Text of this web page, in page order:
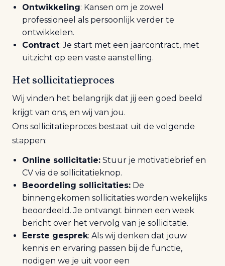
Ontwikkeling: Kansen om je zowel
professioneel als persoonlijk verder te
ontwikkelen.
Contract: Je start met een jaarcontract, met
uitzicht op een vaste aanstelling.
Het sollicitatieproces
Wij vinden het belangrijk dat jij een goed beeld
krijgt van ons, en wij van jou.
Ons sollicitatieproces bestaat uit de volgende
stappen:
Online sollicitatie: Stuur je motivatiebrief en
CV via de sollicitatieknop.
Beoordeling sollicitaties: De
binnengekomen sollicitaties worden wekelijks
beoordeeld. Je ontvangt binnen een week
bericht over het vervolg van je sollicitatie.
Eerste gesprek: Als wij denken dat jouw
kennis en ervaring passen bij de functie,
nodigen we je uit voor een